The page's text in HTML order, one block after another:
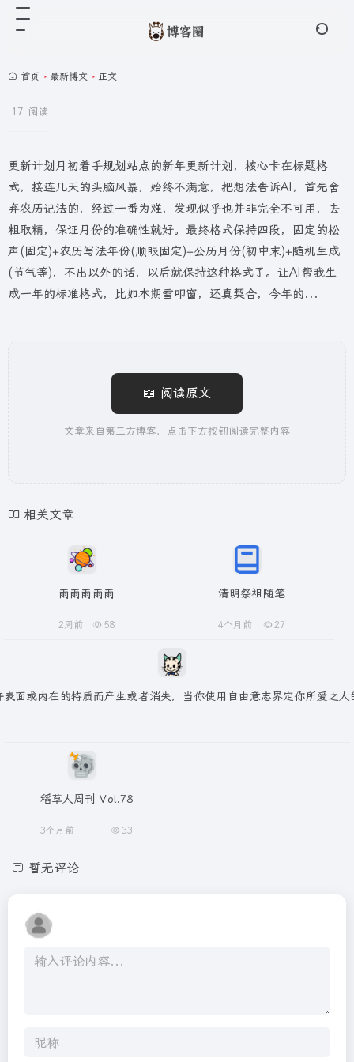
首页 • 最新博文 • 正文
17 阅读
更新计划月初着手规划站点的新年更新计划，核心卡在标题格
式，接连几天的头脑风暴，始终不满意，把想法告诉AI，首先舍
弃农历记法的，经过一番为难，发现似乎也并非完全不可用，去
粗取精，保证月份的准确性就好。最终格式保持四段，固定的松
声(固定)+农历写法年份(顺眼固定)+公历月份(初中末)+随机生成
(节气等)，不出以外的话，以后就保持这种格式了。让AI帮我生
成一年的标准格式，比如本期雪叩窗，还真契合，今年的...
📖 阅读原文
文章来自第三方博客，点击下方按钮阅读完整内容
相关文章
雨雨雨雨雨
2周前 58
清明祭祖随笔
4个月前 27
面或内在的特质而产生或者消失，当你使用自由意志界定你所爱之
稻草人周刊 Vol.78
3个月前 33
暂无评论